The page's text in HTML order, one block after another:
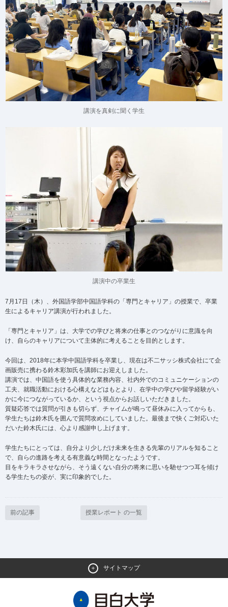
講演を真剣に聞く学生
講演中の卒業生
7月17日（木）、外国語学部中国語学科の「専門とキャリア」の授業で、卒業
生によるキャリア講演が行われました。
「専門とキャリア」は、大学での学びと将来の仕事とのつながりに意識を向
け、自らのキャリアについて主体的に考えることを目的とします。
今回は、2018年に本学中国語学科を卒業し、現在は不二サッシ株式会社にて企
画販売に携わる鈴木彩加氏を講師にお迎えしました。
講演では、中国語を使う具体的な業務内容、社内外でのコミュニケーションの
工夫、就職活動における心構えなどはもとより、在学中の学びや留学経験がい
かに今につながっているか、という視点からお話しいただきました。
質疑応答では質問が引きも切らず、チャイムが鳴って昼休みに入ってからも、
学生たちは鈴木氏を囲んで質問攻めにしていました。最後まで快くご対応いた
だいた鈴木氏には、心より感謝申し上げます。
学生たちにとっては、自分より少しだけ未来を生きる先輩のリアルを知ること
で、自らの進路を考える有意義な時間となったようです。
目をキラキラさせながら、そう遠くない自分の将来に思いを馳せつつ耳を傾け
る学生たちの姿が、実に印象的でした。
前の記事 授業レポート の一覧
サイトマップ